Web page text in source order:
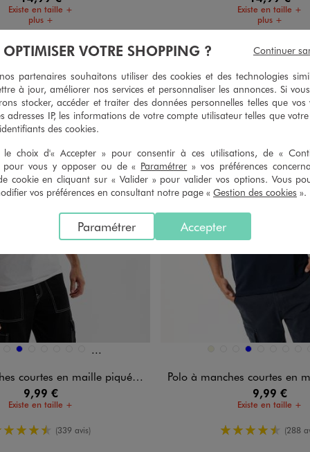
Existe en taille +
plus +
5/5 de moyenne
(8 avis)
Existe en taille +
plus +
5/5 de
26 coloris
FONCE
BLANC STANDARD
BLEU BLEU FONCE
BLEU MARINE
BLEU VIF
courtes en maille piquée homme
9,99 €
Existe en taille +
4.5/5 de moyenne
(339 avis)
Disponible en 26 coloris
BEIGE FONCE
BLANC STANDARD
BLEU BLEU
Polo à manches courtes en maille
9,99 €
Existe en taille +
4.5/5 de(288
OPTIMISER VOTRE SHOPPING ?
partenaires souhaitons utiliser des cookies et des technologies
à jour, améliorer nos services et personnaliser les annonces. Si
stocker, accéder et traiter des données personnelles telles que vos
adresses IP, les informations de votre compte utilisateur telles que
des cookies.
le choix d'« Accepter » pour consentir à ces utilisations, de «
pour vous y opposer ou de « Paramétrer » vos préférences
cookie en cliquant sur « Valider » pour valider vos options. Vous
vos préférences en consultant notre page « Gestion des cookies ».
Accepter
Paramétrer
Continuer